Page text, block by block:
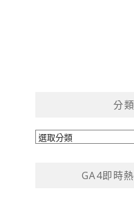
分類
分
GA4即時